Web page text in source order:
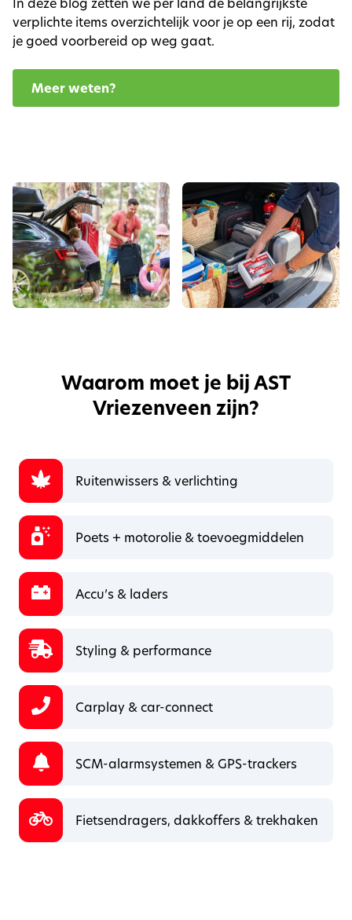
verplichte items overzichtelijk voor je op een rij, zodat
je goed voorbereid op weg gaat.
Meer weten?
Waarom moet je bij AST
Vriezenveen zijn?
Ruitenwissers & verlichting
Poets + motorolie & toevoegmiddelen
Accu’s & laders
Styling & performance
Carplay & car-connect
SCM-alarmsystemen & GPS-trackers
Fietsendragers, dakkoffers & trekhaken